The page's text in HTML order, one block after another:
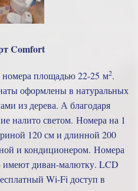
Comfort
площадью 22-25 м2.
оформлены в натуральных
из дерева. А благодаря
налито светом. Номера на 1
120 см и длинной 200
и кондиционером. Номера
имеют диван-малютку. LCD
Wi-Fi доступ в